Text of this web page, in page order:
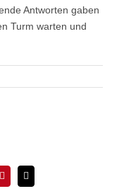
Antworten gaben
Turm warten und
Pinterest
E-
Mail